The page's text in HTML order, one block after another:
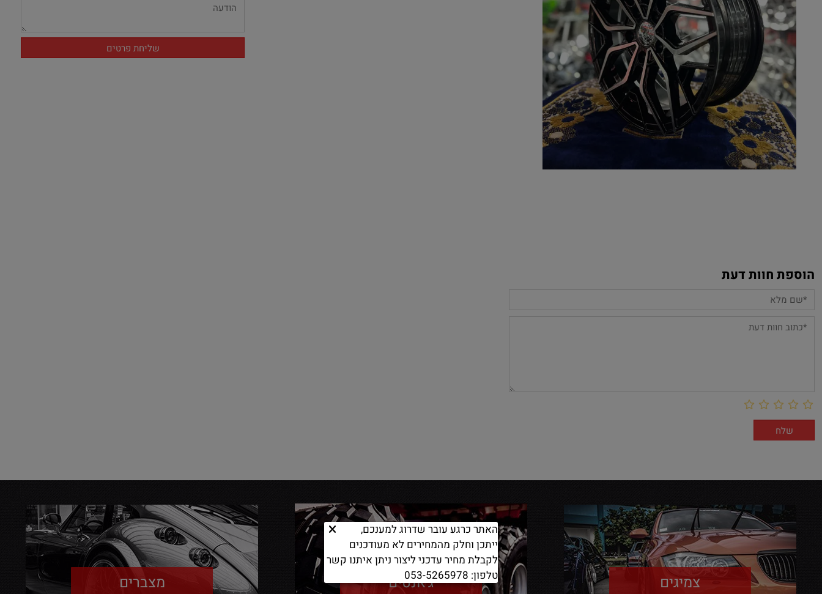
הוספת חוות דעת
צמיגים ג'אנטים מצברים
האתר כרגע עובר שדרוג למענכם,
ייתכן וחלק מהמחירים לא מעודכנים
לקבלת מחיר עדכני ליצור ניתן איתנו קשר
טלפון: 053-5265978